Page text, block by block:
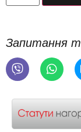
Запитання